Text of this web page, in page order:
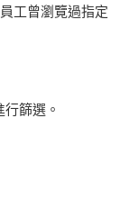
工曾瀏覽過指定
篩選。